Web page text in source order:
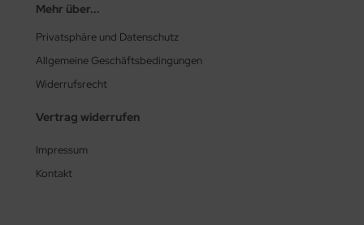
Mehr über...
Privatsphäre und Datenschutz
Allgemeine Geschäftsbedingungen
Widerrufsrecht
Vertrag widerrufen
Impressum
Kontakt